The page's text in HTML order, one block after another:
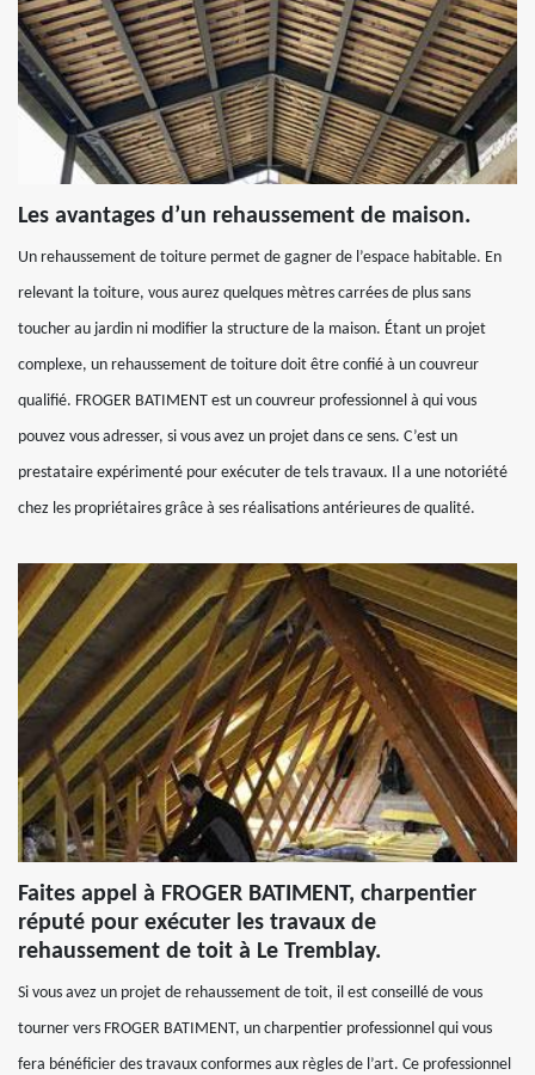
Les avantages d’un rehaussement de maison.
Un rehaussement de toiture permet de gagner de l’espace habitable. En
relevant la toiture, vous aurez quelques mètres carrées de plus sans
toucher au jardin ni modifier la structure de la maison. Étant un projet
complexe, un rehaussement de toiture doit être confié à un couvreur
qualifié. FROGER BATIMENT est un couvreur professionnel à qui vous
pouvez vous adresser, si vous avez un projet dans ce sens. C’est un
prestataire expérimenté pour exécuter de tels travaux. Il a une notoriété
chez les propriétaires grâce à ses réalisations antérieures de qualité.
Faites appel à FROGER BATIMENT, charpentier
réputé pour exécuter les travaux de
rehaussement de toit à Le Tremblay.
Si vous avez un projet de rehaussement de toit, il est conseillé de vous
tourner vers FROGER BATIMENT, un charpentier professionnel qui vous
fera bénéficier des travaux conformes aux règles de l’art. Ce professionnel